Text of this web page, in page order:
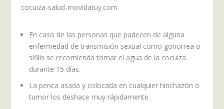
En caso de las personas que padecen de alguna
enfermedad de transmisión sexual como gonorrea o
sífilis se recomienda tomar el agua de la cocuiza
durante 15 días.
La penca asada y colocada en cualquier hinchazón o
tumor los deshace muy rápidamente.